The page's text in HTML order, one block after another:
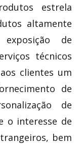
estrela
altamente
de
técnicos
clientes um
de
de
o interesse de
bem